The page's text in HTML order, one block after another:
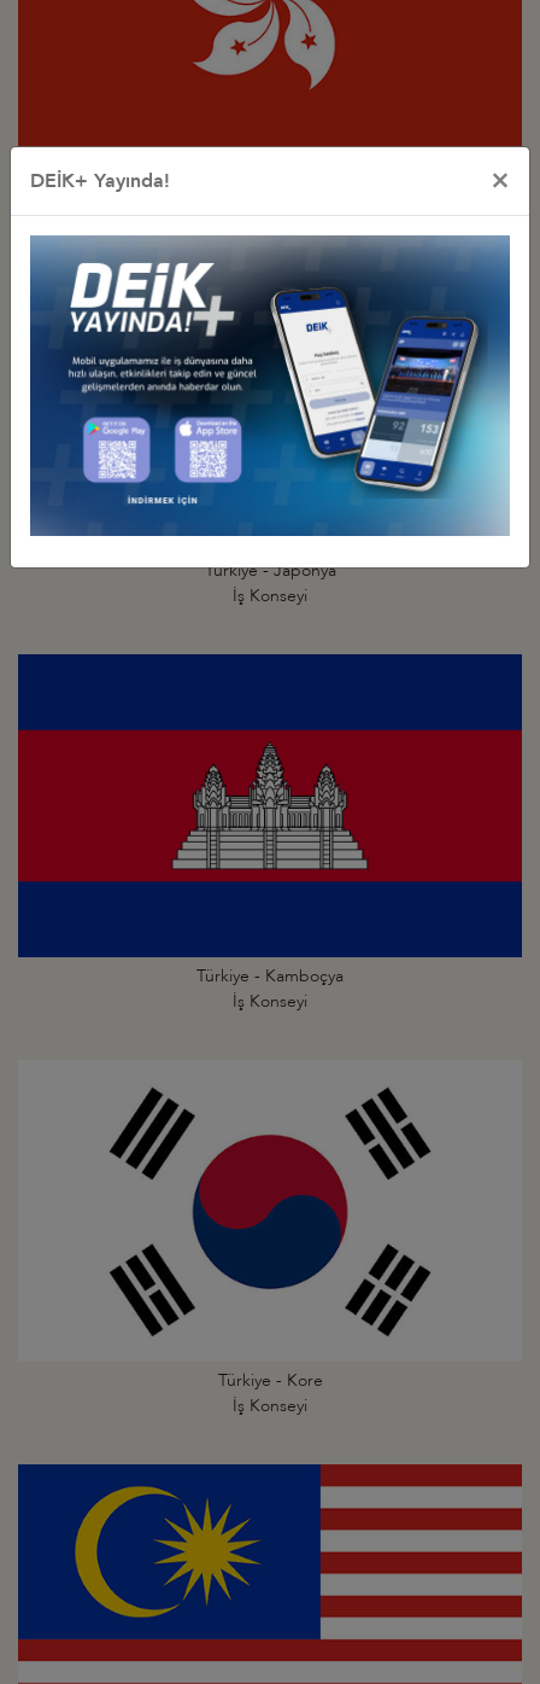
Türkiye - Japonya
İş Konseyi
Türkiye - Kamboçya
İş Konseyi
Türkiye - Kore
İş Konseyi
DEİK+ Yayında! ×